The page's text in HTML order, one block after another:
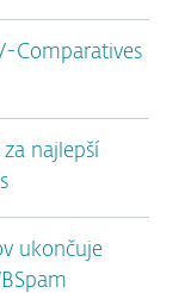
Comparatives
najlepší
ukončuje